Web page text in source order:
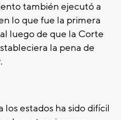
también ejecutó a
lo que fue la primera
luego de que la Corte
la pena de
los estados ha sido difícil